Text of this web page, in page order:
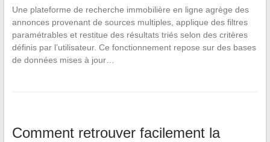
Une plateforme de recherche immobilière en ligne agrège des
annonces provenant de sources multiples, applique des filtres
paramétrables et restitue des résultats triés selon des critères
définis par l’utilisateur. Ce fonctionnement repose sur des bases
de données mises à jour…
Comment retrouver facilement la